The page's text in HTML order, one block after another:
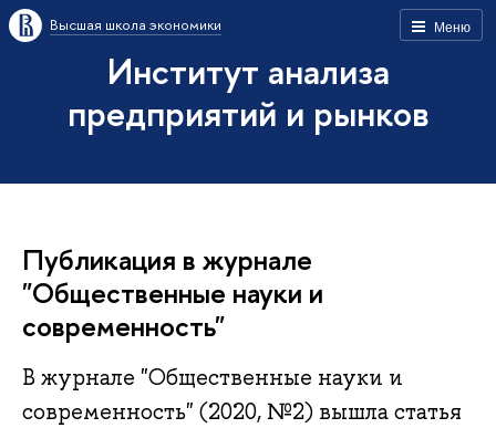
Меню
Высшая школа экономики
Институт анализа
предприятий и рынков
Публикация в журнале
"Общественные науки и
современность"
В журнале "Общественные науки и
современность" (2020, №2) вышла статья